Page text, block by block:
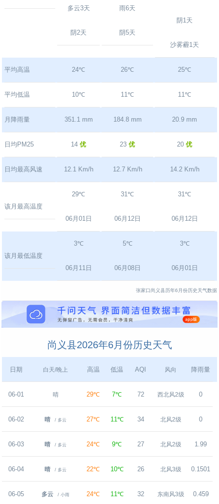
多云3天
阴2天
雨6天
阴5天
阴1天
沙雾霾1天
平均高温 24℃ 26℃ 25℃
平均低温 10℃ 11℃ 11℃
月降雨量 351.1 mm 184.8 mm 20.9 mm
日均PM25 14优 23优 20优
日均最高风速 12.1 Km/h 12.7 Km/h 14.2 Km/h
该月最高温度
29℃
06月01日
31℃
06月12日
31℃
06月12日
该月最低温度
3℃
06月11日
5℃
06月08日
3℃
06月01日
张家口尚义县历年6月份历史天气数据
尚义县2026年6月份历史天气
日期 白天/晚上 高温 低温 AQI 风向 降雨量
06-01 晴 29℃ 7℃ 72 西北风2级 0
06-02 晴 / 多云 27℃ 11℃ 34 北风2级 0
06-03 晴 / 多云 24℃ 9℃ 27 北风2级 1.99
06-04 晴 / 多云 22℃ 10℃ 26 北风3级 0.1501
06-05 多云 / 小雨 24℃ 11℃ 32 东南风3级 0.459